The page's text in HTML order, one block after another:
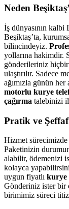
Neden
İş dünyasının kalbi
Beşiktaş’ta,
bilincindeyiz.
yollarına hakimdir.
gönderileriniz hiçbir
ulaştırılır. Sadece
ağımızla günün her
motorlu kurye
çağırma talebinizi
Pratik ve Şeffaf
Hizmet
Paketinizin
alabilir, ödemenizi
kolayca
uygun fiyatlı kurye
Gönderiniz ister bir
birimimiz süreci